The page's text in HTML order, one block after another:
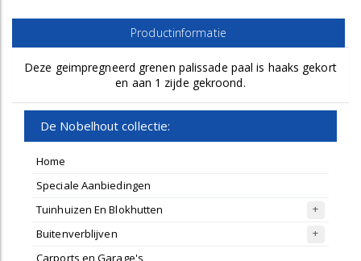
Productinformatie
Deze geimpregneerd grenen palissade paal is haaks gekort
en aan 1 zijde gekroond.
De Nobelhout collectie:
Home
Speciale Aanbiedingen
Tuinhuizen En Blokhutten
Buitenverblijven
Carports en Garage's